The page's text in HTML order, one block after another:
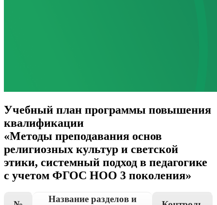
Учебный план программы повышения
квалификации
«Методы преподавания основ
религиозных культур и светской
этики, системный подход в педагогике
с учетом ФГОС НОО 3 поколения»
Название разделов и